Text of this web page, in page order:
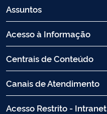
Assuntos
Acesso à Informação
Centrais de Conteúdo
Canais de Atendimento
Acesso Restrito - Intranet